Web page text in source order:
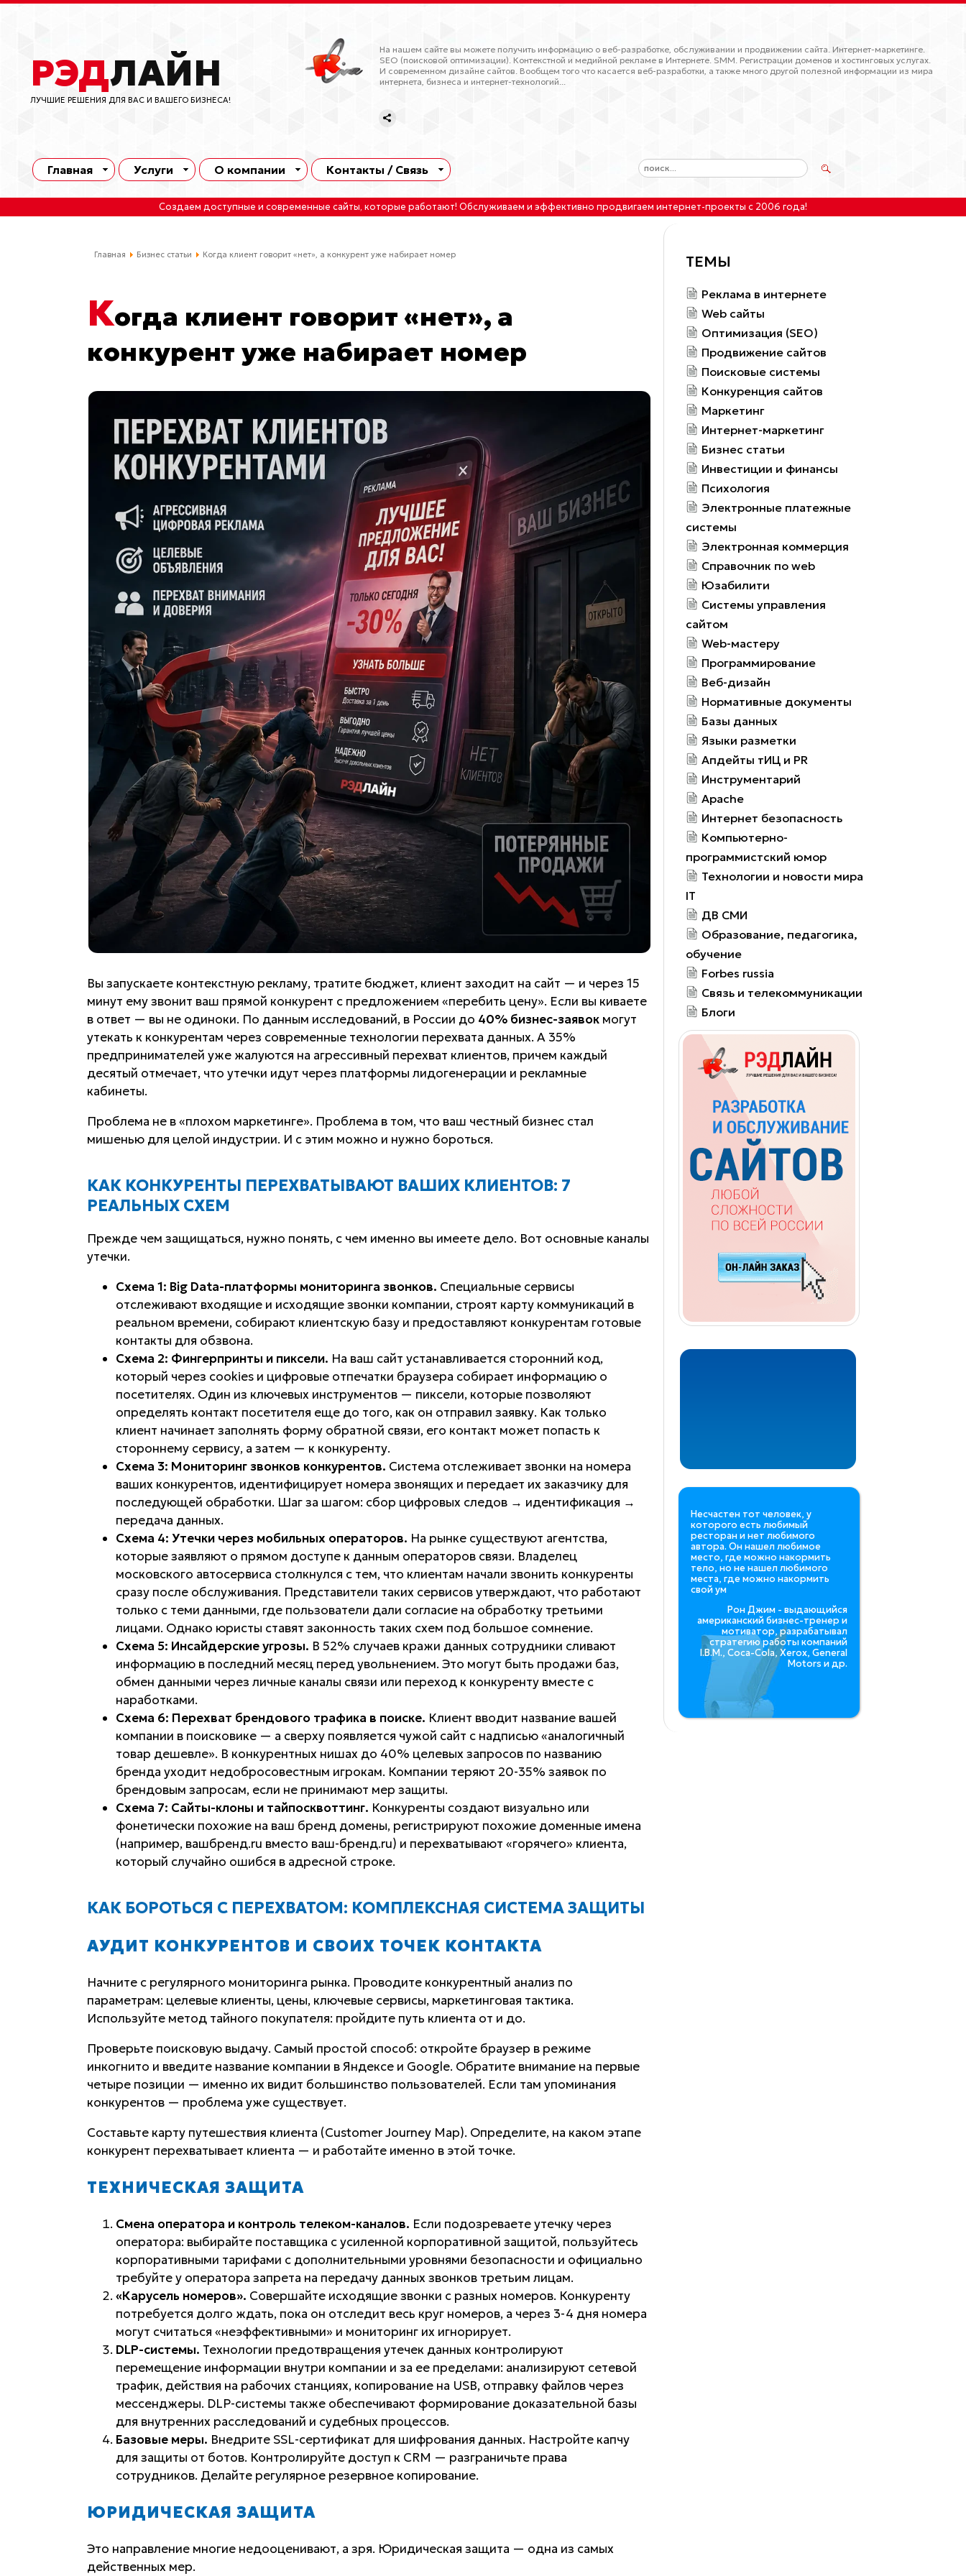
РЭДЛАЙН
ЛУЧШИЕ РЕШЕНИЯ ДЛЯ ВАС И ВАШЕГО БИЗНЕСА!
На нашем сайте вы можете получить информацию о веб-разработке, обслуживании и продвижении сайта. Интернет-маркетинге.
SEO (поисковой оптимизации). Контекстной и медийной рекламе в Интернете. SMM. Регистрации доменов и хостинговых услугах.
И современном дизайне сайтов. Вообщем того что касается веб-разработки, а также много другой полезной информации из мира
интернета, бизнеса и интернет-технологий...
Главная Услуги О компании Контакты / Связь
Создаем доступные и современные сайты, которые работают! Обслуживаем и эффективно продвигаем интернет-проекты с 2006 года!
Главная Бизнес статьи Когда клиент говорит «нет», а конкурент уже набирает номер
Когда клиент говорит «нет», а
конкурент уже набирает номер
Вы запускаете контекстную рекламу, тратите бюджет, клиент заходит на сайт — и через 15
минут ему звонит ваш прямой конкурент с предложением «перебить цену». Если вы киваете
в ответ — вы не одиноки. По данным исследований, в России до 40% бизнес-заявокмогут
утекать к конкурентам через современные технологии перехвата данных. А 35%
предпринимателей уже жалуются на агрессивный перехват клиентов, причем каждый
десятый отмечает, что утечки идут через платформы лидогенерации и рекламные
кабинеты.
Проблема не в «плохом маркетинге». Проблема в том, что ваш честный бизнес стал
мишенью для целой индустрии. И с этим можно и нужно бороться.
КАК КОНКУРЕНТЫ ПЕРЕХВАТЫВАЮТ ВАШИХ КЛИЕНТОВ: 7
РЕАЛЬНЫХ СХЕМ
Прежде чем защищаться, нужно понять, с чем именно вы имеете дело. Вот основные каналы
утечки.
Схема 1: Big Data-платформы мониторинга звонков. Специальные сервисы
отслеживают входящие и исходящие звонки компании, строят карту коммуникаций в
реальном времени, собирают клиентскую базу и предоставляют конкурентам готовые
контакты для обзвона.
Схема 2: Фингерпринты и пиксели. На ваш сайт устанавливается сторонний код,
который через cookies и цифровые отпечатки браузера собирает информацию о
посетителях. Один из ключевых инструментов — пиксели, которые позволяют
определять контакт посетителя еще до того, как он отправил заявку. Как только
клиент начинает заполнять форму обратной связи, его контакт может попасть к
стороннему сервису, а затем — к конкуренту.
Схема 3: Мониторинг звонков конкурентов. Система отслеживает звонки на номера
ваших конкурентов, идентифицирует номера звонящих и передает их заказчику для
последующей обработки. Шаг за шагом: сбор цифровых следов → идентификация →
передача данных.
Схема 4: Утечки через мобильных операторов. На рынке существуют агентства,
которые заявляют о прямом доступе к данным операторов связи. Владелец
московского автосервиса столкнулся с тем, что клиентам начали звонить конкуренты
сразу после обслуживания. Представители таких сервисов утверждают, что работают
только с теми данными, где пользователи дали согласие на обработку третьими
лицами. Однако юристы ставят законность таких схем под большое сомнение.
Схема 5: Инсайдерские угрозы. В 52% случаев кражи данных сотрудники сливают
информацию в последний месяц перед увольнением. Это могут быть продажи баз,
обмен данными через личные каналы связи или переход к конкуренту вместе с
наработками.
Схема 6: Перехват брендового трафика в поиске. Клиент вводит название вашей
компании в поисковике — а сверху появляется чужой сайт с надписью «аналогичный
товар дешевле». В конкурентных нишах до 40% целевых запросов по названию
бренда уходит недобросовестным игрокам. Компании теряют 20-35% заявок по
брендовым запросам, если не принимают мер защиты.
Схема 7: Сайты-клоны и тайпосквоттинг. Конкуренты создают визуально или
фонетически похожие на ваш бренд домены, регистрируют похожие доменные имена
(например, вашбренд.ru вместо ваш-бренд.ru) и перехватывают «горячего» клиента,
который случайно ошибся в адресной строке.
КАК БОРОТЬСЯ С ПЕРЕХВАТОМ: КОМПЛЕКСНАЯ СИСТЕМА ЗАЩИТЫ
АУДИТ КОНКУРЕНТОВ И СВОИХ ТОЧЕК КОНТАКТА
Начните с регулярного мониторинга рынка. Проводите конкурентный анализ по
параметрам: целевые клиенты, цены, ключевые сервисы, маркетинговая тактика.
Используйте метод тайного покупателя: пройдите путь клиента от и до.
Проверьте поисковую выдачу. Самый простой способ: откройте браузер в режиме
инкогнито и введите название компании в Яндексе и Google. Обратите внимание на первые
четыре позиции — именно их видит большинство пользователей. Если там упоминания
конкурентов — проблема уже существует.
Составьте карту путешествия клиента (Customer Journey Map). Определите, на каком этапе
конкурент перехватывает клиента — и работайте именно в этой точке.
ТЕХНИЧЕСКАЯ ЗАЩИТА
Смена оператора и контроль телеком-каналов. Если подозреваете утечку через
оператора: выбирайте поставщика с усиленной корпоративной защитой, пользуйтесь
корпоративными тарифами с дополнительными уровнями безопасности и официально
требуйте у оператора запрета на передачу данных звонков третьим лицам.
«Карусель номеров». Совершайте исходящие звонки с разных номеров. Конкуренту
потребуется долго ждать, пока он отследит весь круг номеров, а через 3-4 дня номера
могут считаться «неэффективными» и мониторинг их игнорирует.
DLP-системы. Технологии предотвращения утечек данных контролируют
перемещение информации внутри компании и за ее пределами: анализируют сетевой
трафик, действия на рабочих станциях, копирование на USB, отправку файлов через
мессенджеры. DLP-системы также обеспечивают формирование доказательной базы
для внутренних расследований и судебных процессов.
Базовые меры. Внедрите SSL-сертификат для шифрования данных. Настройте капчу
для защиты от ботов. Контролируйте доступ к CRM — разграничьте права
сотрудников. Делайте регулярное резервное копирование.
ЮРИДИЧЕСКАЯ ЗАЩИТА
Это направление многие недооценивают, а зря. Юридическая защита — одна из самых
действенных мер.
ТЕМЫ
Реклама в интернете
Web сайты
Оптимизация (SEO)
Продвижение сайтов
Поисковые системы
Конкуренция сайтов
Маркетинг
Интернет-маркетинг
Бизнес статьи
Инвестиции и финансы
Психология
Электронные платежные
системы
Электронная коммерция
Справочник по web
Юзабилити
Системы управления
сайтом
Web-мастеру
Программирование
Веб-дизайн
Нормативные документы
Базы данных
Языки разметки
Апдейты тИЦ и PR
Инструментарий
Apache
Интернет безопасность
Компьютерно-
программистский юмор
Технологии и новости мира
IT
ДВ СМИ
Образование, педагогика,
обучение
Forbes russia
Связь и телекоммуникации
Блоги
Несчастен тот человек, у
которого есть любимый
ресторан и нет любимого
автора. Он нашел любимое
место, где можно накормить
тело, но не нашел любимого
места, где можно накормить
свой ум
Рон Джим - выдающийся
американский бизнес-тренер и
мотиватор, разрабатывал
стратегию работы компаний
I.B.M., Coca-Cola, Xerox, General
Motors и др.